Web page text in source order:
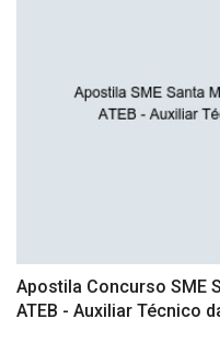
Apostila Concurso SME
ATEB - Auxiliar Técnico